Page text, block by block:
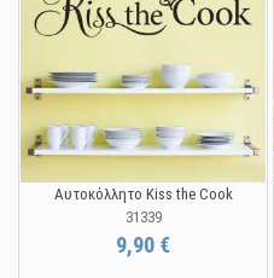
Αυτοκόλλητο Kiss the Cook
31339
9,90 €